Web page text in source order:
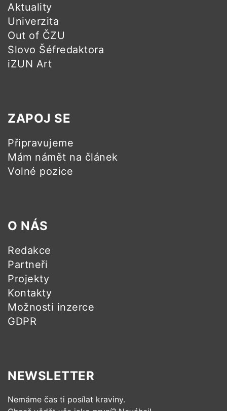
Aktuality
Univerzita
Out of ČZU
Slovo Šéfredaktora
iZUN Art
ZAPOJ SE
Připravujeme
Mám námět na článek
Volné pozice
O NÁS
Redakce
Partneři
Projekty
Kontakty
Možnosti inzerce
GDPR
NEWSLETTER
Nemáme čas ti posílat kraviny.